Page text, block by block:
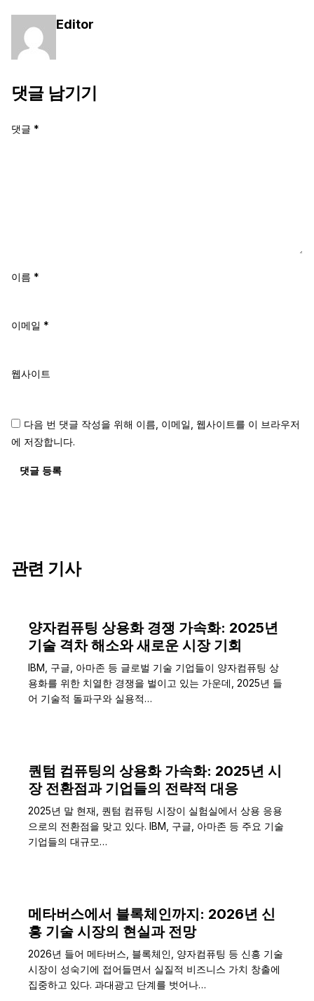
Editor
댓글 남기기
댓글 *
이름 *
이메일 *
웹사이트
다음 번 댓글 작성을 위해 이름, 이메일, 웹사이트를 이 브라우저
에 저장합니다.
댓글 등록
관련 기사
양자컴퓨팅 상용화 경쟁 가속화: 2025년
기술 격차 해소와 새로운 시장 기회
IBM, 구글, 아마존 등 글로벌 기술 기업들이 양자컴퓨팅 상
용화를 위한 치열한 경쟁을 벌이고 있는 가운데, 2025년 들
어 기술적 돌파구와 실용적…
퀀텀 컴퓨팅의 상용화 가속화: 2025년 시
장 전환점과 기업들의 전략적 대응
2025년 말 현재, 퀀텀 컴퓨팅 시장이 실험실에서 상용 응용
으로의 전환점을 맞고 있다. IBM, 구글, 아마존 등 주요 기술
기업들의 대규모…
메타버스에서 블록체인까지: 2026년 신
흥 기술 시장의 현실과 전망
2026년 들어 메타버스, 블록체인, 양자컴퓨팅 등 신흥 기술
시장이 성숙기에 접어들면서 실질적 비즈니스 가치 창출에
집중하고 있다. 과대광고 단계를 벗어나…